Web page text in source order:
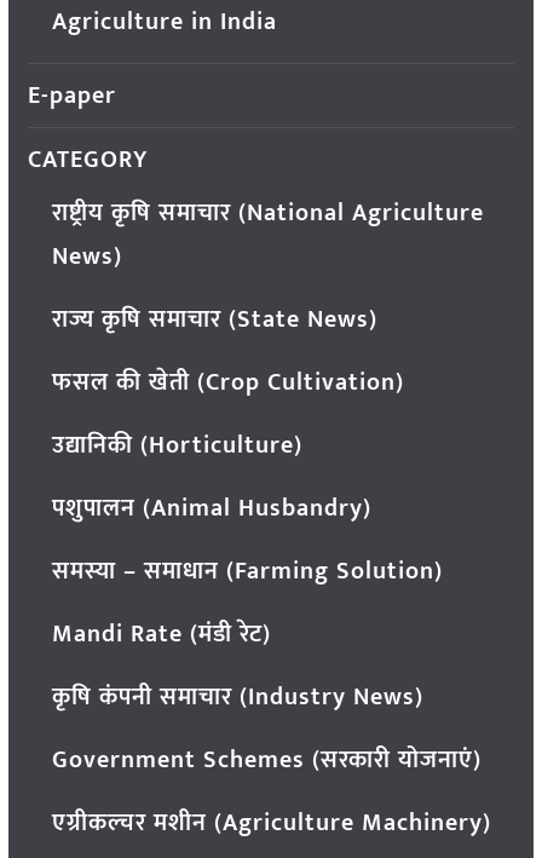
Agriculture in India
E-paper
CATEGORY
राष्ट्रीय कृषि समाचार (National Agriculture
News)
राज्य कृषि समाचार (State News)
फसल की खेती (Crop Cultivation)
उद्यानिकी (Horticulture)
पशुपालन (Animal Husbandry)
समस्या – समाधान (Farming Solution)
Mandi Rate (मंडी रेट)
कृषि कंपनी समाचार (Industry News)
Government Schemes (सरकारी योजनाएं)
एग्रीकल्चर मशीन (Agriculture Machinery)